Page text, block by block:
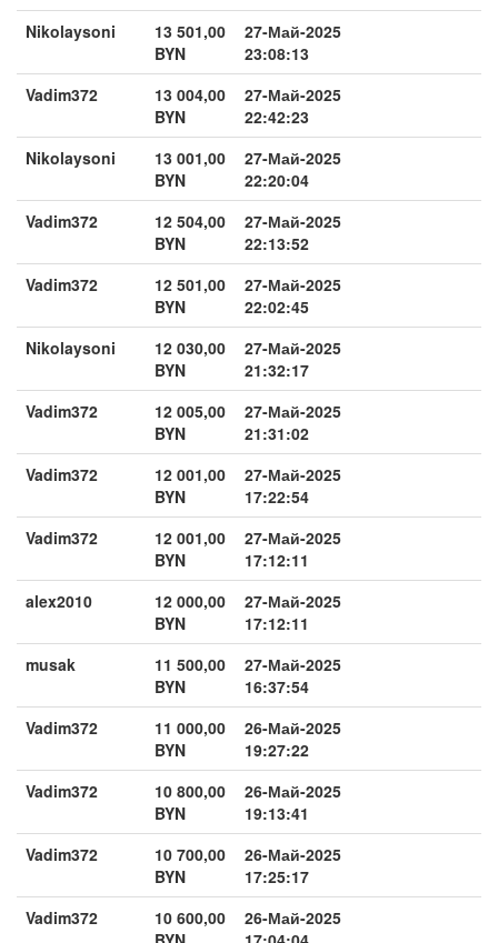
Nikolaysoni
13 501,00
BYN
27-Май-2025
23:08:13
Vadim372
13 004,00
BYN
27-Май-2025
22:42:23
Nikolaysoni
13 001,00
BYN
27-Май-2025
22:20:04
Vadim372
12 504,00
BYN
27-Май-2025
22:13:52
Vadim372
12 501,00
BYN
27-Май-2025
22:02:45
Nikolaysoni
12 030,00
BYN
27-Май-2025
21:32:17
Vadim372
12 005,00
BYN
27-Май-2025
21:31:02
Vadim372
12 001,00
BYN
27-Май-2025
17:22:54
Vadim372
12 001,00
BYN
27-Май-2025
17:12:11
alex2010
12 000,00
BYN
27-Май-2025
17:12:11
musak
11 500,00
BYN
27-Май-2025
16:37:54
Vadim372
11 000,00
BYN
26-Май-2025
19:27:22
Vadim372
10 800,00
BYN
26-Май-2025
19:13:41
Vadim372
10 700,00
BYN
26-Май-2025
17:25:17
Vadim372
10 600,00
26-Май-2025